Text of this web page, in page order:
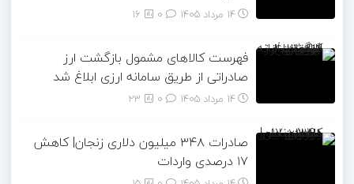
14 مرداد 1405 16
فهرست کالاهای مشمول بازگشت ارز
صادراتی از طریق سامانه ارزی ابلاغ شد
14 مرداد 1405 23
صادرات ۳۴۸ میلیون دلاری زنجان| ‌کاهش
۱۷ درصدی واردات